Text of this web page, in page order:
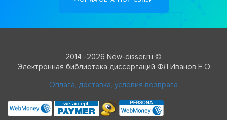
2014 -2026 New-disser.ru ©
Электронная библиотека диссертаций ФЛ Иванов Е О
Оплата, доставка, условия возврата